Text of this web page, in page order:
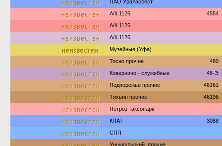
неизвестен ПАО Ураласбест
неизвестен А/К 1126 4554
неизвестен А/К 1126
неизвестен А/К 1126
неизвестен Музейные (Уфа)
неизвестен Тосно прочие 480
неизвестен Ковернино - служебные 48-Э
неизвестен Подпорожье прочие 46161
неизвестен Тихвин прочие 46196
неизвестен Петроз таксопарк
неизвестен КПАТ 3088
неизвестен СПП
Унцукульский, прочие